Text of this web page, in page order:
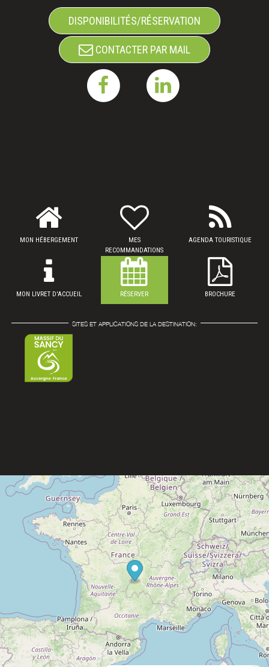
DISPONIBILITÉS/RÉSERVATION
CONTACTER PAR MAIL
MON HÉBERGEMENT
MES
RECOMMANDATIONS
AGENDA TOURISTIQUE
MON LIVRET D'ACCUEIL RÉSERVER BROCHURE
SITES ET APPLICATIONS DE LA DESTINATION: